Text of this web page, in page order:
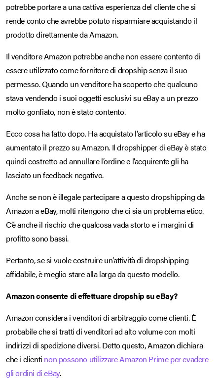
potrebbe portare a una cattiva esperienza del cliente che si
rende conto che avrebbe potuto risparmiare acquistando il
prodotto direttamente da Amazon.
Il venditore Amazon potrebbe anche non essere contento di
essere utilizzato come fornitore di dropship senza il suo
permesso. Quando un venditore ha scoperto che qualcuno
stava vendendo i suoi oggetti esclusivi su eBay a un prezzo
molto gonfiato, non è stato contento.
Ecco cosa ha fatto dopo. Ha acquistato l’articolo su eBay e ha
aumentato il prezzo su Amazon. Il dropshipper di eBay è stato
quindi costretto ad annullare l’ordine e l’acquirente gli ha
lasciato un feedback negativo.
Anche se non è illegale partecipare a questo dropshipping da
Amazon a eBay, molti ritengono che ci sia un problema etico.
C’è anche il rischio che qualcosa vada storto e i margini di
profitto sono bassi.
Pertanto, se si vuole costruire un’attività di dropshipping
affidabile, è meglio stare alla larga da questo modello.
Amazon consente di effettuare dropship su eBay?
Amazon considera i venditori di arbitraggio come clienti. È
probabile che si tratti di venditori ad alto volume con molti
indirizzi di spedizione diversi. Detto questo, Amazon dichiara
che i clienti non possono utilizzare Amazon Prime per evadere
gli ordini di eBay.